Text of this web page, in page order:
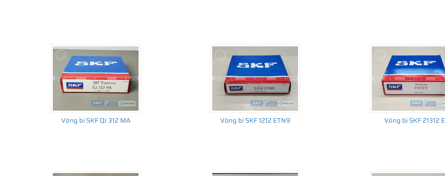
Vòng bi SKF QJ 312 MA Vòng bi SKF 1212 ETN9 Vòng bi SKF 21312 E